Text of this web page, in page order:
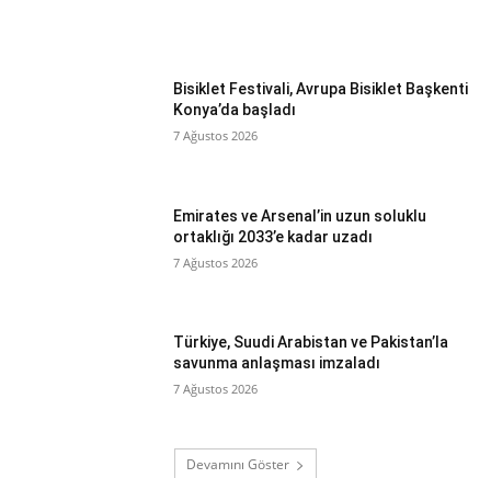
Bisiklet Festivali, Avrupa Bisiklet Başkenti
Konya’da başladı
7 Ağustos 2026
Emirates ve Arsenal’in uzun soluklu
ortaklığı 2033’e kadar uzadı
7 Ağustos 2026
Türkiye, Suudi Arabistan ve Pakistan’la
savunma anlaşması imzaladı
7 Ağustos 2026
Devamını Göster